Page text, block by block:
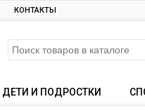
КОНТАКТЫ
ДЕТИ И ПОДРОСТКИ